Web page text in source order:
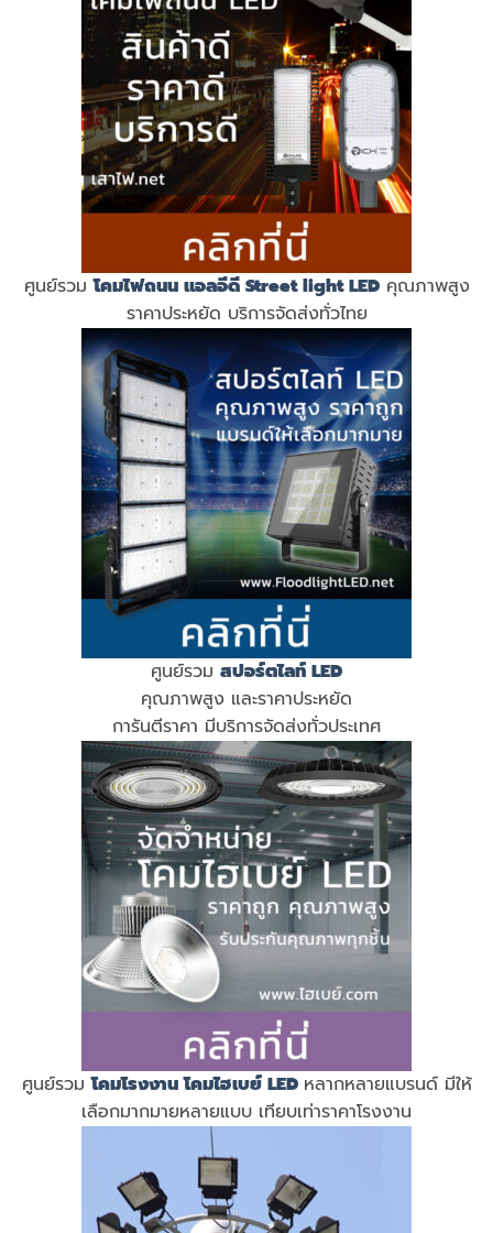
ศูนย์รวมโคมไฟถนน แอลอีดี Street light LEDคุณภาพสูง
ราคาประหยัด บริการจัดส่งทั่วไทย
ศูนย์รวม สปอร์ตไลท์ LED
คุณภาพสูง และราคาประหยัด
การันตีราคา มีบริการจัดส่งทั่วประเทศ
ศูนย์รวมโคมโรงงาน โคมไฮเบย์ LED หลากหลายแบรนด์ มีให้
เลือกมากมายหลายแบบ เทียบเท่าราคาโรงงาน